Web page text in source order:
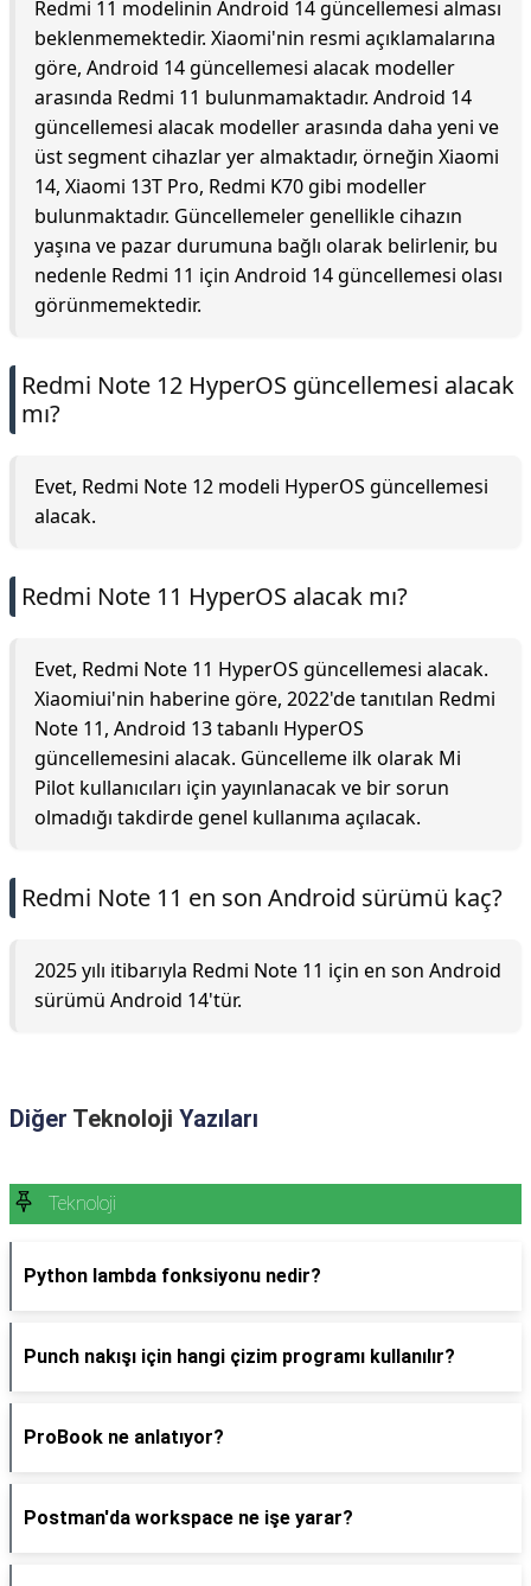
Redmi 11 modelinin Android 14 güncellemesi alması
beklenmemektedir. Xiaomi'nin resmi açıklamalarına
göre, Android 14 güncellemesi alacak modeller
arasında Redmi 11 bulunmamaktadır. Android 14
güncellemesi alacak modeller arasında daha yeni ve
üst segment cihazlar yer almaktadır, örneğin Xiaomi
14, Xiaomi 13T Pro, Redmi K70 gibi modeller
bulunmaktadır. Güncellemeler genellikle cihazın
yaşına ve pazar durumuna bağlı olarak belirlenir, bu
nedenle Redmi 11 için Android 14 güncellemesi olası
görünmemektedir.
Redmi Note 12 HyperOS güncellemesi alacak
mı?
Evet, Redmi Note 12 modeli HyperOS güncellemesi
alacak.
Redmi Note 11 HyperOS alacak mı?
Evet, Redmi Note 11 HyperOS güncellemesi alacak.
Xiaomiui'nin haberine göre, 2022'de tanıtılan Redmi
Note 11, Android 13 tabanlı HyperOS
güncellemesini alacak. Güncelleme ilk olarak Mi
Pilot kullanıcıları için yayınlanacak ve bir sorun
olmadığı takdirde genel kullanıma açılacak.
Redmi Note 11 en son Android sürümü kaç?
2025 yılı itibarıyla Redmi Note 11 için en son Android
sürümü Android 14'tür.
Diğer Teknoloji Yazıları
Teknoloji
Python lambda fonksiyonu nedir?
Punch nakışı için hangi çizim programı kullanılır?
ProBook ne anlatıyor?
Postman'da workspace ne işe yarar?